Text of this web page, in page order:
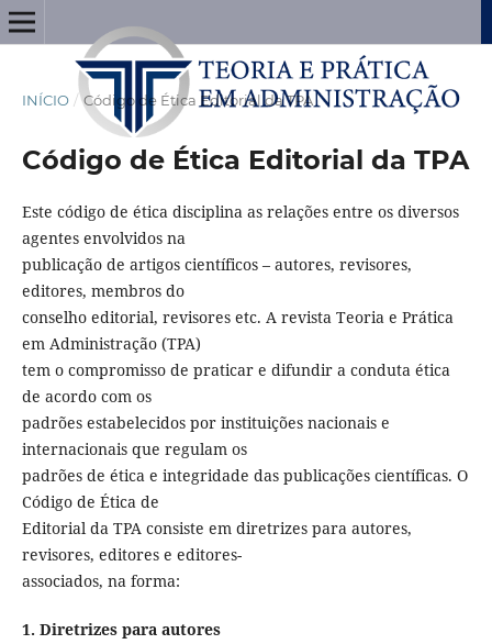
INÍCIO / Código de Ética Editorial da TPA
Código de Ética Editorial da TPA
Este código de ética disciplina as relações entre os diversos
agentes envolvidos na
publicação de artigos científicos – autores, revisores,
editores, membros do
conselho editorial, revisores etc. A revista Teoria e Prática
em Administração (TPA)
tem o compromisso de praticar e difundir a conduta ética
de acordo com os
padrões estabelecidos por instituições nacionais e
internacionais que regulam os
padrões de ética e integridade das publicações científicas. O
Código de Ética de
Editorial da TPA consiste em diretrizes para autores,
revisores, editores e editores-
associados, na forma:
1. Diretrizes para autores